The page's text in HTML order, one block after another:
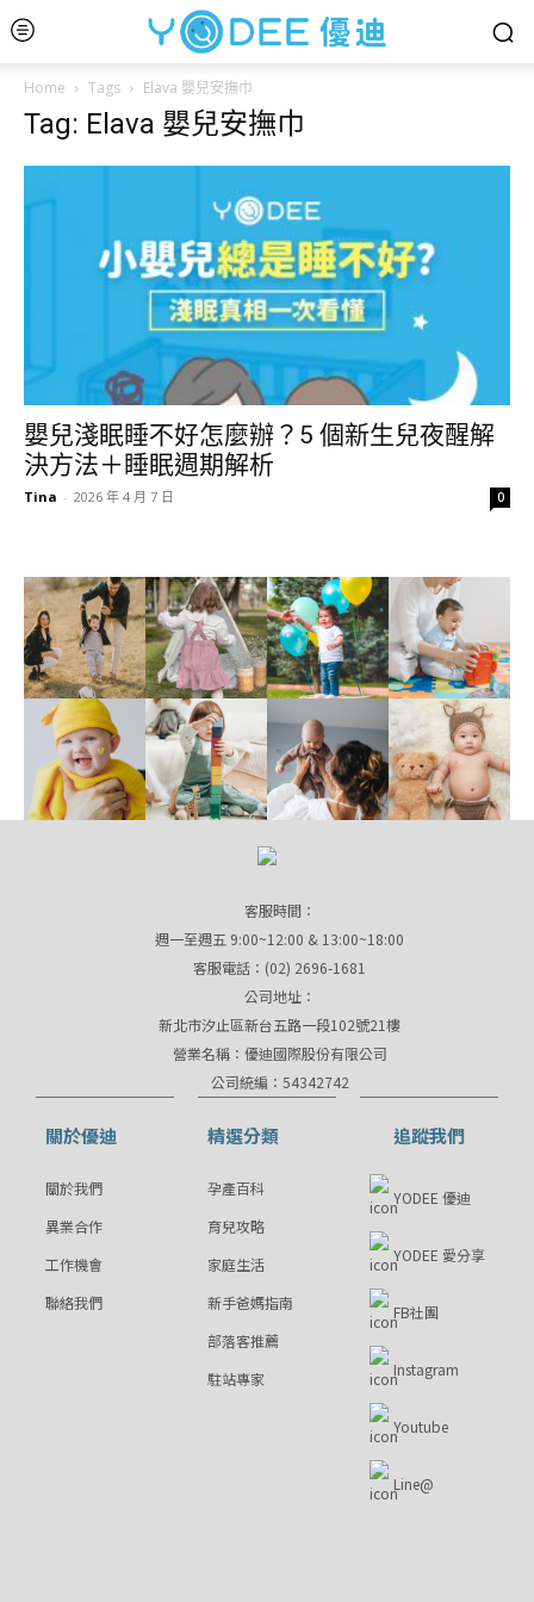
Home Tags Elava 嬰兒安撫巾
Tag: Elava 嬰兒安撫巾
嬰兒淺眠睡不好怎麼辦？5 個新生兒夜醒解
決方法＋睡眠週期解析
Tina - 2026 年 4 月 7 日 0
客服時間：
週一至週五 9:00~12:00 & 13:00~18:00
客服電話：(02) 2696-1681
公司地址：
新北市汐止區新台五路一段102號21樓
營業名稱：優迪國際股份有限公司
公司統編：54342742
關於優迪
關於我們
異業合作
工作機會
聯絡我們
精選分類
孕產百科
育兒攻略
家庭生活
新手爸媽指南
部落客推薦
駐站專家
追蹤我們
YODEE 優迪
YODEE 愛分享
FB社團
Instagram
Youtube
Line@